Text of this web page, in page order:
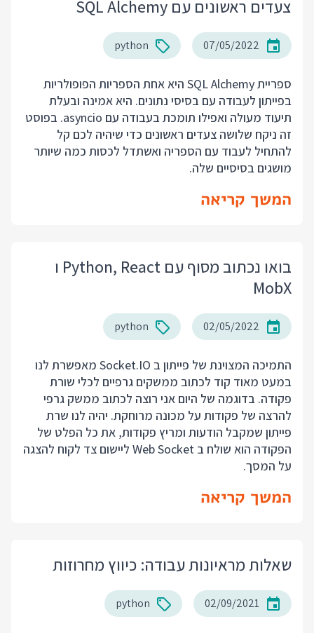
צעדים ראשונים עם SQL Alchemy
07/05/2022
python
ספריית SQL Alchemy היא אחת הספריות הפופולריות
בפייתון לעבודה עם בסיסי נתונים. היא אמינה ובעלת
תיעוד מעולה ואפילו תומכת בעבודה עם asyncio. בפוסט
זה ניקח שלושה צעדים ראשונים כדי שיהיה לכם קל
להתחיל לעבוד עם הספריה ואשתדל לכסות כמה שיותר
מושגים בסיסיים שלה.
המשך קריאה
בואו נכתוב מסוף עם Python, React ו
MobX
02/05/2022
python
התמיכה המצוינת של פייתון ב Socket.IO מאפשרת לנו
במעט מאוד קוד לכתוב ממשקים גרפיים לכלי שורת
פקודה. בדוגמה של היום אני רוצה לכתוב ממשק גרפי
להרצה של פקודות על מכונה מרוחקת. יהיה לנו שרת
פייתון שמקבל הודעות ומריץ פקודות, את כל הפלט של
הפקודה הוא שולח ב Web Socket ליישום צד לקוח להצגה
על המסך.
המשך קריאה
שאלות מראיונות עבודה: כיווץ מחרוזות
02/09/2021
python